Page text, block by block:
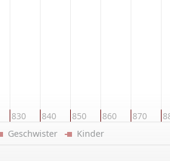
830 840 850 860 870
Geschwister Kinder